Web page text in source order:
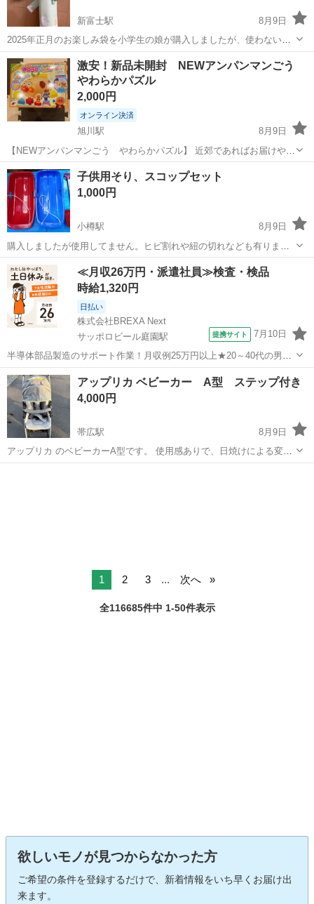
新富士駅
8月9日
2025年正月のお楽しみ袋を小学生の娘が購入しましたが、使わないと
の事で。
北海道 釧路市 新富士駅 キッズ用品
激安！新品未開封 NEWアンパンマンごう
やわらかパズル
2,000円
オンライン決済
旭川駅
8月9日
【NEWアンパンマンごう やわらかパズル】 近郊であればお届けやお
近くまで行けますので ご相談下さい！ 他にも出品しておりますので
ご覧ください！ 激安のためこちらはまとめ買い値引きは 対象外とさせ
て頂きます。 R7....
北海道 旭川市 旭川駅 アンパンマン
子供用そり、スコップセット
1,000円
小樽駅
8月9日
購入しましたが使用してません。ヒビ割れや紐の切れなども有りませ
ん。小スコップはオマケです
北海道 小樽市 小樽駅 キッズ用品
≪月収26万円・派遣社員≫検査・検品
時給1,320円
日払い
株式会社BREXA Next
サッポロビール庭園駅
提携サイト 7月10日
半導体部品製造のサポート作業！月収例25万円以上★20～40代の男女
活躍中！座り作業！空調完備なので1年中快適作業◎マイカー通勤OK
＆無料駐車場あり★作業着無償貸与◎《北海道恵庭市》 人気の工場の
お仕事 ◇半導体部品製造作...
北海道 恵庭市 サッポロビール庭園駅 その他
アップリカ ベビーカー A型 ステップ付き
4,000円
帯広駅
8月9日
アップリカ のベビーカーA型です。 使用感ありで、日焼けによる変色
があります。 通常使用する分には問題ありません。 ベビーカーに取り
1 2 3 ... 次へ
全116685件中 1-50件表示
欲しいモノが見つからなかった方
ご希望の条件を登録するだけで、新着情報をいち早くお届け出
来ます。